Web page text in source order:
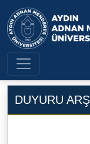
Aydın
DUYURU